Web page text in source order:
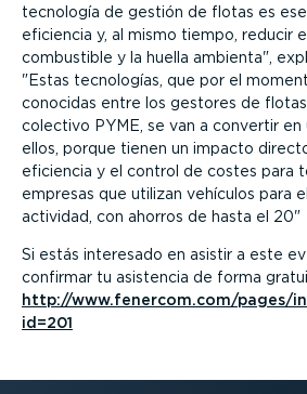
tecnología de gestión de flotas es
eficiencia y, al mismo tiempo, reducir
combustible y la huella ambienta
,
Estas tecnologías, que por el
conocidas entre los gestores de
colectivo PYME, se van a convertir en
ellos, porque tienen un impacto
eficiencia y el control de costes para
empresas que utilizan vehículos para
actividad, con ahorros de hasta el 20
Si estás interesado en asistir a este
confirmar tu asistencia de forma
http://www.fenercom.com/pages/
id=201